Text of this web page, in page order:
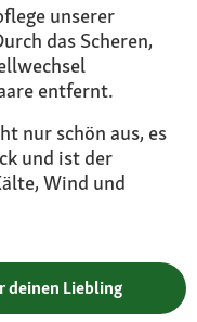
unserer
das Scheren,
entfernt.
nur schön aus, es
und ist der
Wind und
deinen Liebling